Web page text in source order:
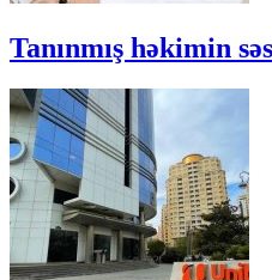
Tanınmış həkimin